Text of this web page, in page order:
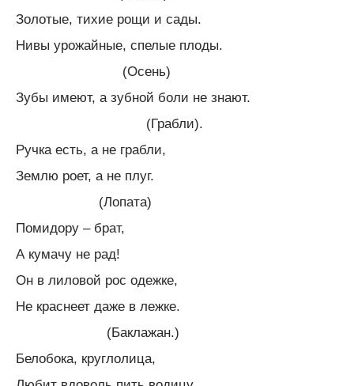
Золотые, тихие рощи и сады.
Нивы урожайные, спелые плоды.
(Осень)
Зубы имеют, а зубной боли не знают.
(Грабли).
Ручка есть, а не грабли,
Землю роет, а не плуг.
(Лопата)
Помидору – брат,
А кумачу не рад!
Он в лиловой рос одежке,
Не краснеет даже в лежке.
(Баклажан.)
Белобока, круглолица,